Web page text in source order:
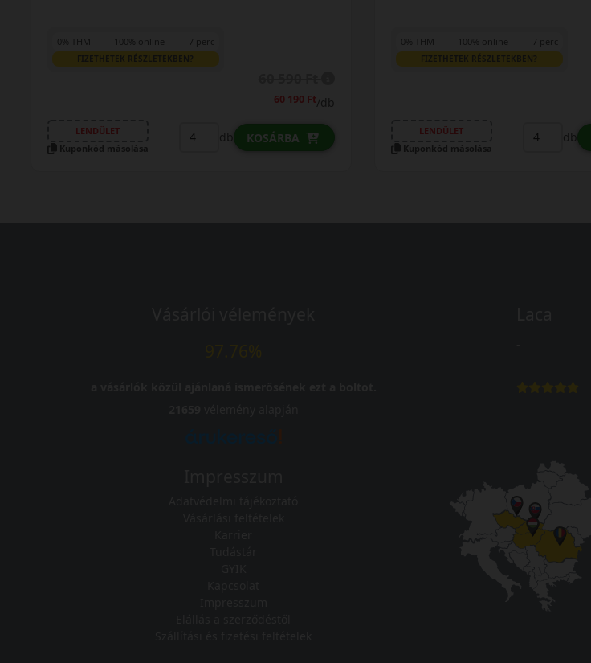
0% THM 100% online 7 perc
FIZETHETEK RÉSZLETEKBEN?
60 790 Ft/db
LENDÜLET
Kuponkód másolása
db KOSÁRBA
0% THM 100% online 7 perc
FIZETHETEK RÉSZLETEKBEN?
LENDÜLET
Kuponkód másolása
db